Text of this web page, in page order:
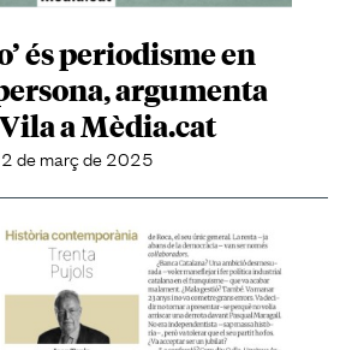
és periodisme en
argumenta
a Mèdia.cat
de març de 2025